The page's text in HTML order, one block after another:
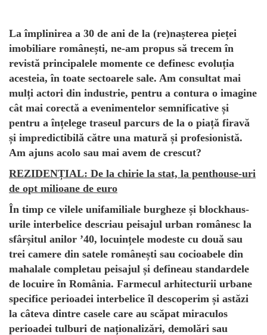
La împlinirea a 30 de ani de la (re)nașterea pieței
imobiliare românești, ne-am propus să trecem în
revistă principalele momente ce definesc evoluția
acesteia, în toate sectoarele sale. Am consultat mai
mulți actori din industrie, pentru a contura o imagine
cât mai corectă a evenimentelor semnificative și
pentru a înțelege traseul parcurs de la o piață firavă
și impredictibilă către una matură și profesionistă.
Am ajuns acolo sau mai avem de crescut?
REZIDENȚIAL: De la chirie la stat, la penthouse-uri
de opt milioane de euro
În timp ce vilele unifamiliale burgheze și blockhaus-
urile interbelice descriau peisajul urban românesc la
sfârșitul anilor ’40, locuințele modeste cu două sau
trei camere din satele românești sau cocioabele din
mahalale completau peisajul și defineau standardele
de locuire în România. Farmecul arhitecturii urbane
specifice perioadei interbelice îl descoperim și astăzi
la câteva dintre casele care au scăpat miraculos
perioadei tulburi de naționalizări, demolări sau